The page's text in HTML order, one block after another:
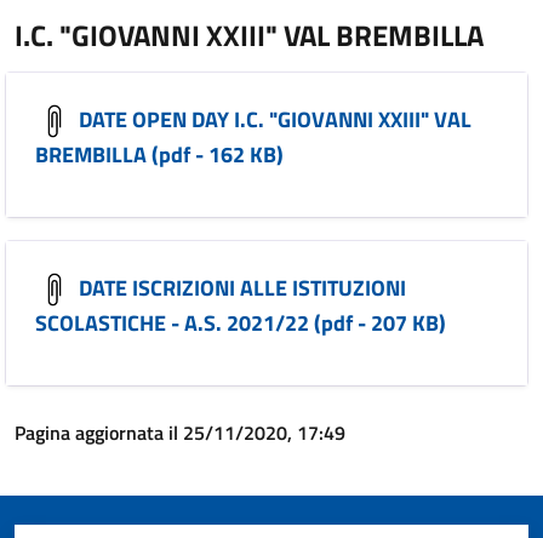
I.C. "GIOVANNI XXIII" VAL BREMBILLA
DATE OPEN DAY I.C. "GIOVANNI XXIII" VAL
BREMBILLA (pdf - 162 KB)
DATE ISCRIZIONI ALLE ISTITUZIONI
SCOLASTICHE - A.S. 2021/22 (pdf - 207 KB)
Pagina aggiornata il 25/11/2020, 17:49